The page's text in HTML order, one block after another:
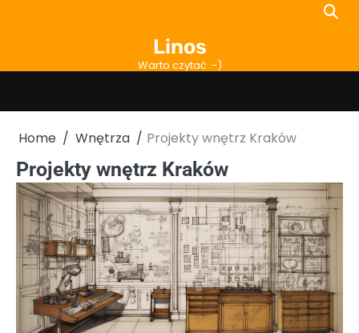
Linos
Warto czytać :-)
Home Wnętrza Projekty wnętrz Kraków
Projekty wnętrz Kraków